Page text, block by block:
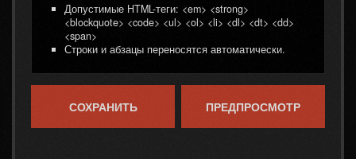
Допустимые HTML-теги: <em> <strong>
<blockquote> <code> <ul> <ol> <li> <dl> <dt> <dd>
<span>
Строки и абзацы переносятся автоматически.